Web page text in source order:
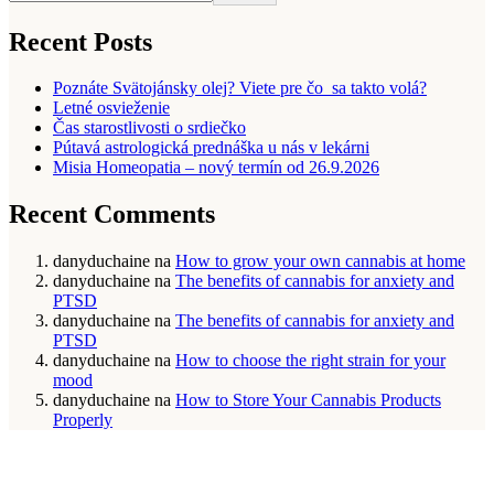
Recent Posts
Poznáte Svätojánsky olej? Viete pre čo sa takto volá?
Letné osvieženie
Čas starostlivosti o srdiečko
Pútavá astrologická prednáška u nás v lekárni
Misia Homeopatia – nový termín od 26.9.2026
Recent Comments
danyduchaine na How to grow your own cannabis at home
danyduchaine na The benefits of cannabis for anxiety and
PTSD
danyduchaine na The benefits of cannabis for anxiety and
PTSD
danyduchaine na How to choose the right strain for your
mood
danyduchaine na How to Store Your Cannabis Products
Properly